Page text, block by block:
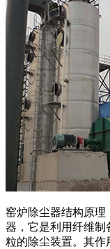
窑炉除尘器结构原理
器，它是利用纤维制
粒的除尘装置。其作